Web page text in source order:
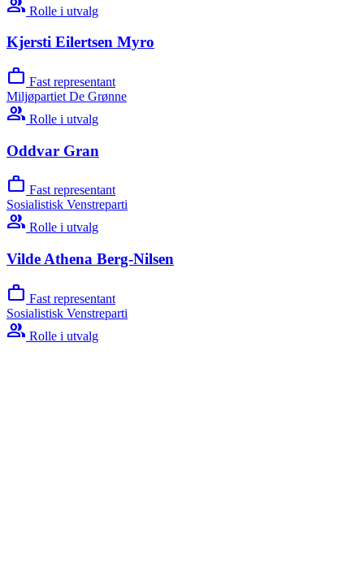
group Rolle i utvalg
Kjersti Eilertsen Myro
work Fast representant
Miljøpartiet De Grønne
group Rolle i utvalg
Oddvar Gran
work Fast representant
Sosialistisk Venstreparti
group Rolle i utvalg
Vilde Athena Berg-Nilsen
work Fast representant
Sosialistisk Venstreparti
group Rolle i utvalg